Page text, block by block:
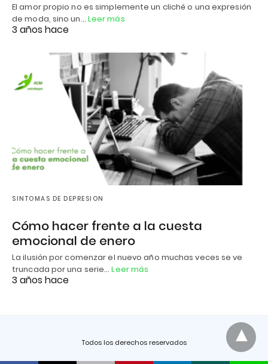
El amor propio no es simplemente un cliché o una expresión
de moda, sino un… Leer más
3 años hace
SINTOMAS DE DEPRESION
Cómo hacer frente a la cuesta
emocional de enero
La ilusión por comenzar el nuevo año muchas veces se ve
truncada por una serie…Leer más
3 años hace
Todos los derechos reservados